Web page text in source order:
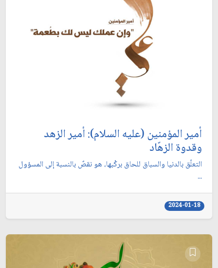
أمير المؤمنين (عليه السلام): أمير الزهد
وقدوة الزهّاد
التعلّق بالدنيا والسباق للحاق بركْبها، هو نقصٌ بالنسبة إلى المسؤول
...
2024-01-18